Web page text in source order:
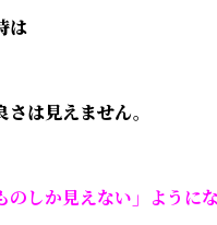
は
は見えません。
しか見えない」ようにな